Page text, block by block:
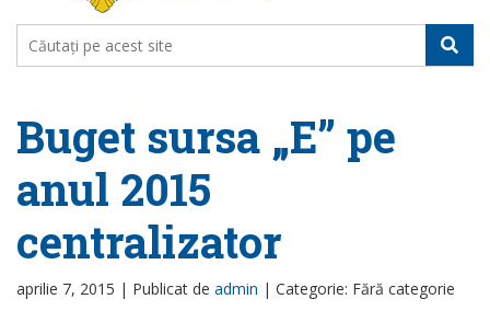
Buget sursa „E” pe
anul 2015
centralizator
aprilie 7, 2015 | Publicat de admin | Categorie: Fără categorie